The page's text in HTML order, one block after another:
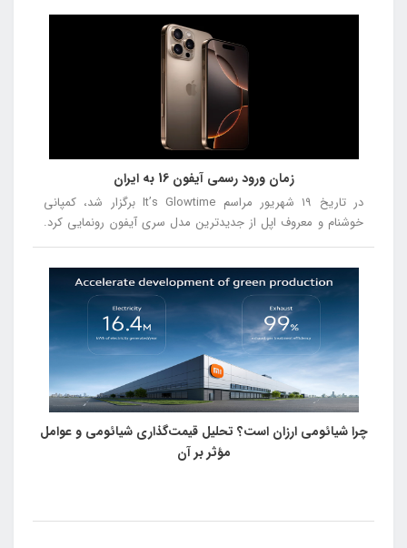
دستگاه‌هایی با عملکرد بی‌نظیر، این سال با رقابت سختی بین
برندهای مختلف همراه بود. در این مقاله، بهترین گوشی‌های سال
2024 را از شماره 5 تا شماره 1 معرفی خواهیم کرد، تا شما بتوانید با
توجه به نقاط قوت و ضعف هر مدل، انتخاب بهتری داشته باشید.
زمان ورود رسمی آیفون 16 به ایران
در تاریخ ۱۹ شهریور مراسم It’s Glowtime برگزار شد، کمپانی
خوشنام و معروف اپل از جدیدترین مدل سری آیفون رونمایی کرد.
در این مراسم از آیفون ۱۶، آیفون ۱۶ پلاس، آیفون ۱۶ پرو و آیفون ۱۶
چرا شیائومی ارزان است؟ تحلیل قیمت‌گذاری شیائومی و عوامل
مؤثر بر آن